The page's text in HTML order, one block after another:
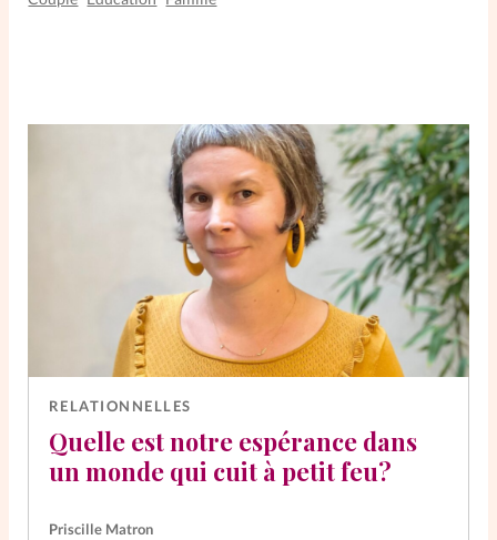
RELATIONNELLES
Quelle est notre espérance dans
un monde qui cuit à petit feu?
Priscille Matron